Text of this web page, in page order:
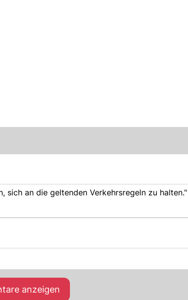
an die geltenden Verkehrsregeln zu
anzeigen